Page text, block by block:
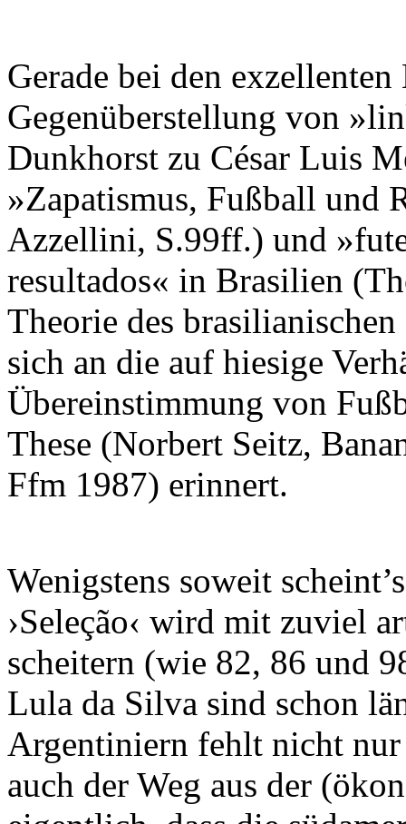
Gerade bei den
Gegenüberstellung von
Dunkhorst zu César Luis
»Zapatismus, Fußball
Azzellini, S.99ff.) und
resultados« in Brasilien
Theorie des
sich an die auf hiesige
Übereinstimmung von
These (Norbert Seitz,
Ffm 1987) erinnert.
Wenigstens soweit
›Seleção‹ wird mit zuviel
scheitern (wie 82, 86 und
Lula da Silva sind schon
Argentiniern fehlt nicht
auch der Weg aus der